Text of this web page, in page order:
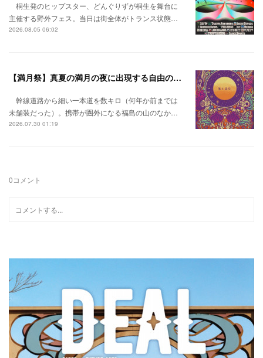
桐生発のヒップスター、どんぐりずが桐生を舞台に
主催する野外フェス。当日は街全体がトランス状態…
2026.08.05 06:02
【満月祭】真夏の満月の夜に出現する自由の桃源郷。
幹線道路から細い一本道を数キロ（何年か前までは
未舗装だった）。携帯が圏外になる福島の山のなか…
2026.07.30 01:19
0コメント